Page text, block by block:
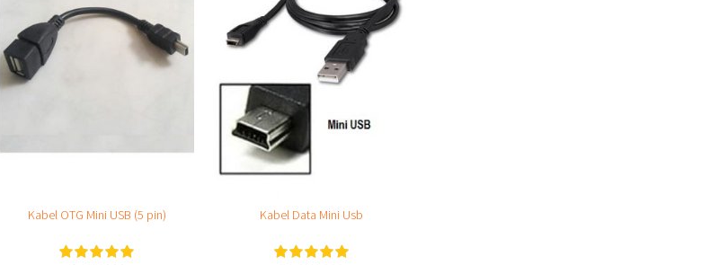
Kabel OTG Mini USB (5 pin) Kabel Data Mini Usb